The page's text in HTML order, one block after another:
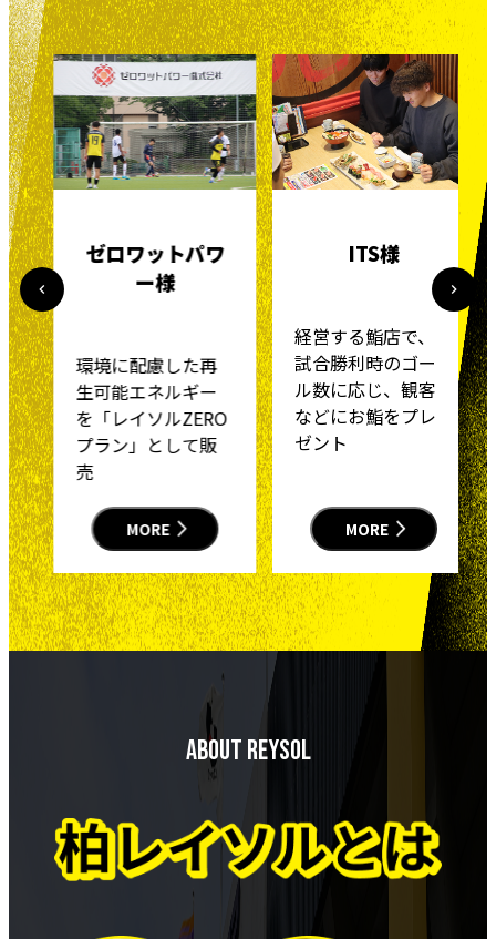
ゼロワットパワ
ー様
環境に配慮した再
生可能エネルギー
を「レイソルZERO
プラン」として販
売
MORE
ITS様
経営する鮨店で、
試合勝利時のゴー
ル数に応じ、観客
などにお鮨をプレ
ゼント
MORE
About REYSOL